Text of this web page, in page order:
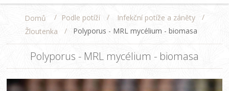
Domů / Podle potíží / Infekční potíže a záněty
/
Žloutenka
/ Polyporus - MRL mycélium - biomasa
Polyporus - MRL mycélium - biomasa